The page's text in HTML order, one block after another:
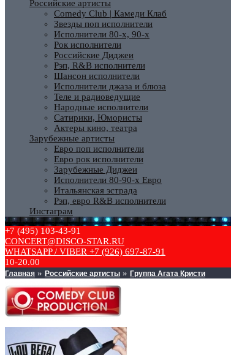
Российские артисты
Comedy Club | Камеди Клаб
Звезды поп исполнители
Исполнители 80-х, 90-х
Рок исполнители
Российские Диджеи
Рэп, R&B исполнители
Шансон исполнители
Исполнители джаза и блюза
Теле и радиоведущие
Народные исполнители
Сатирики, Юмористы
Актеры кино, театра
Зарубежные артисты
Евро поп исполнители
Евро рок исполнители
Зарубежные Диджеи
Исполнители 80-90-х Евро
Итальянская эстрада
Рэп, евро R&B исполнители
Инстаграм
+7 (495) 103-43-91
CONCERT@DISCO-STAR.RU
WHATSAPP / VIBER +7 (926) 697-87-91
10-20.00
Главная » Российские артисты » Группа Агата Кристи